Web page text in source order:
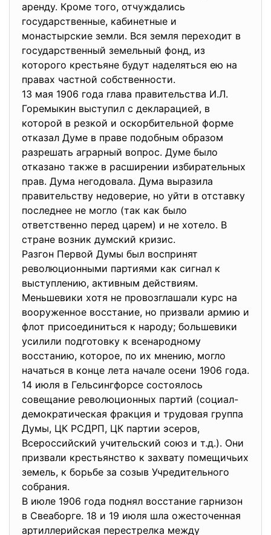
аренду. Кроме того, отчуждались
государственные, кабинетные и
монастырские земли. Вся земля переходит в
государственный земельный фонд, из
которого крестьяне будут наделяться ею на
правах частной собственности.
13 мая 1906 года глава правительства И.Л.
Горемыкин выступил с декларацией, в
которой в резкой и оскорбительной форме
отказал Думе в праве подобным образом
разрешать аграрный вопрос. Думе было
отказано также в расширении избирательных
прав. Дума негодовала. Дума выразила
правительству недоверие, но уйти в отставку
последнее не могло (так как было
ответственно перед царем) и не хотело. В
стране возник думский кризис.
Разгон Первой Думы был воспринят
революционными партиями как сигнал к
выступлению, активным действиям.
Меньшевики хотя не провозглашали курс на
вооруженное восстание, но призвали армию и
флот присоединиться к народу; большевики
усилили подготовку к всенародному
восстанию, которое, по их мнению, могло
начаться в конце лета начале осени 1906 года.
14 июля в Гельсингфорсе состоялось
совещание революционных партий (социал-
демократическая фракция и трудовая группа
Думы, ЦК РСДРП, ЦК партии эсеров,
Всероссийский учительский союз и т.д.). Они
призвали крестьянство к захвату помещичьих
земель, к борьбе за созыв Учредительного
собрания.
В июле 1906 года поднял восстание гарнизон
в Свеаборге. 18 и 19 июля шла ожесточенная
артиллерийская перестрелка между